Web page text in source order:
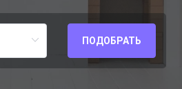
ПОДОБРАТЬ